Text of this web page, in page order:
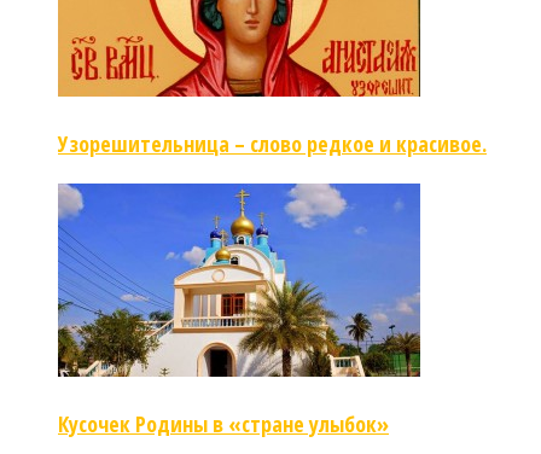
Узорешительница – слово редкое и красивое.
Кусочек Родины в «стране улыбок»